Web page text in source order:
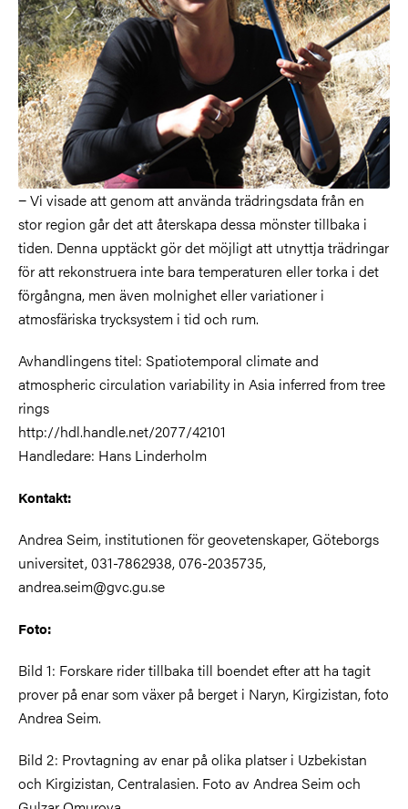
− Vi visade att genom att använda trädringsdata från en
stor region går det att återskapa dessa mönster tillbaka i
tiden. Denna upptäckt gör det möjligt att utnyttja trädringar
för att rekonstruera inte bara temperaturen eller torka i det
förgångna, men även molnighet eller variationer i
atmosfäriska trycksystem i tid och rum.
Avhandlingens titel: Spatiotemporal climate and
atmospheric circulation variability in Asia inferred from tree
rings
http://hdl.handle.net/2077/42101
Handledare: Hans Linderholm
Kontakt:
Andrea Seim, institutionen för geovetenskaper, Göteborgs
universitet, 031-7862938, 076-2035735,
andrea.seim@gvc.gu.se
Foto:
Bild 1: Forskare rider tillbaka till boendet efter att ha tagit
prover på enar som växer på berget i Naryn, Kirgizistan, foto
Andrea Seim.
Bild 2: Provtagning av enar på olika platser i Uzbekistan
och Kirgizistan, Centralasien. Foto av Andrea Seim och